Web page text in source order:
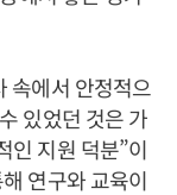
속에서 안정적으
있었던 것은 가
인 지원 덕분”이
연구와 교육이